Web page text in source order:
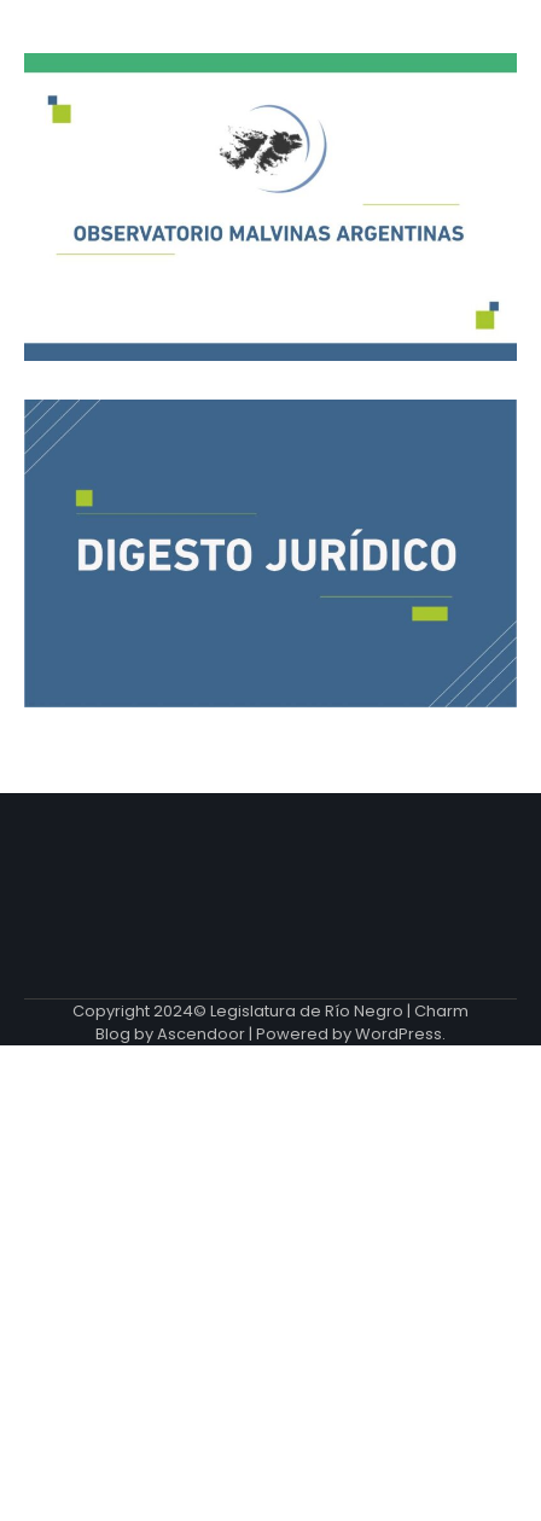
Copyright 2024© Legislatura de Río Negro | Charm
Blog byAscendoor| Powered byWordPress.